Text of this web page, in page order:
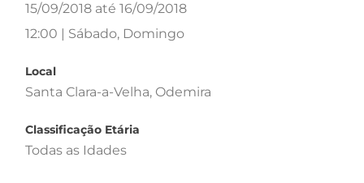
15/09/2018 até 16/09/2018
12:00 | Sábado, Domingo
Local
Santa Clara-a-Velha, Odemira
Classificação Etária
Todas as Idades